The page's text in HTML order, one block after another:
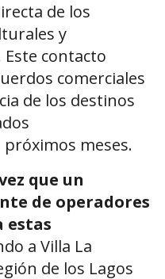
de los
y
contacto
comerciales
de los destinos
meses.
que un
de operadores
estas
a Villa La
de los Lagos